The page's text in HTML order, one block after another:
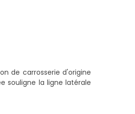
de carrosserie d'origine
souligne la ligne latérale